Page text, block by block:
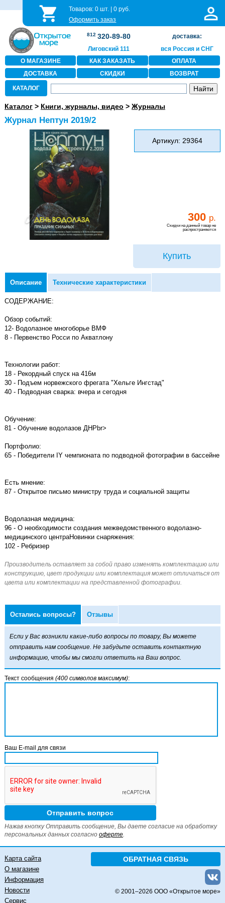
Товаров:0 шт. |0 руб.
Оформить заказ
812 320-89-80
Лиговский 111
доставка:
вся Россия и СНГ
О МАГАЗИНЕ
КАК ЗАКАЗАТЬ
ОПЛАТА
ДОСТАВКА
СКИДКИ ВОЗВРАТ
КАТАЛОГ
Каталог> Книги, журналы, видео > Журналы
Журнал Нептун 2019/2
Артикул: 29364
300 р.
Скидки на данный товар не
распространяются
Купить
Описание Технические характеристики
СОДЕРЖАНИЕ:
Обзор событий:
12- Водолазное многоборье ВМФ
8 - Первенство Росси по Акватлону
Технологии работ:
18 - Рекордный спуск на 416м
30 - Подъем норвежского фрегата "Хельге Ингстад"
40 - Подводная сварка: вчера и сегодня
Обучение:
81 - Обучение водолазов ДНРbr>
Портфолио:
65 - Победители IY чемпионата по подводной фотографии в бассейне
Есть мнение:
87 - Открытое письмо министру труда и социальной защиты
Водолазная медицина:
96 - О необходимости создания межведомственного водолазно-
медицинского центраНовинки снаряжения:
102 - Ребризер
Остались вопросы? Отзывы
Если у Вас возникли какие-либо вопросы по товару, Вы можете
отправить нам сообщение. Не забудьте оставить контактную
информацию, чтобы мы смогли ответить на Ваш вопрос.
Текст сообщения (400 символов максимум):
Ваш E-mail для связи
Нажав кнопку Отправить сообщение, Вы даете согласие на обработку
персональных данных согласно оферте.
ОБРАТНАЯ СВЯЗЬ
© 2001–2026 ООО «Открытое море»
Карта сайта
О магазине
Информация
Новости
Сервис